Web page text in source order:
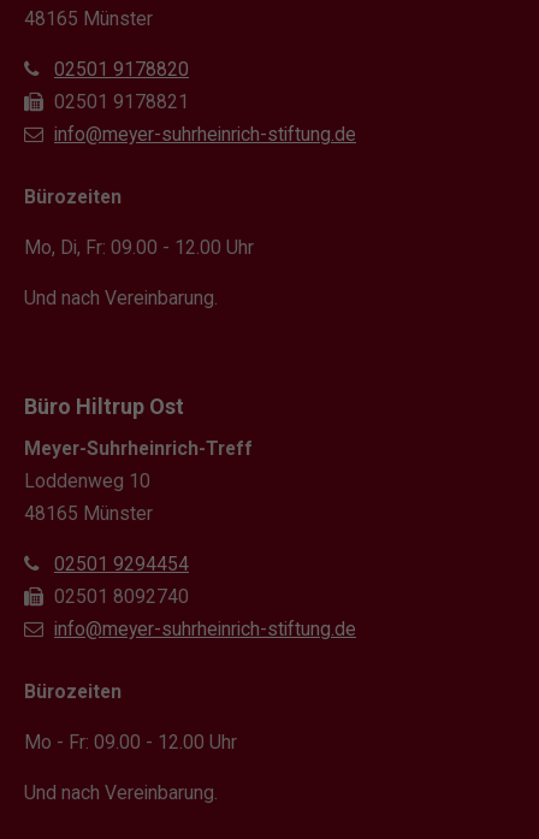
48165 Münster
02501 9178820
02501 9178821
info@meyer-suhrheinrich-stiftung.de
Bürozeiten
Mo, Di, Fr: 09.00 - 12.00 Uhr
Und nach Vereinbarung.
Büro Hiltrup Ost
Meyer-Suhrheinrich-Treff
Loddenweg 10
48165 Münster
02501 9294454
02501 8092740
info@meyer-suhrheinrich-stiftung.de
Bürozeiten
Mo - Fr: 09.00 - 12.00 Uhr
Und nach Vereinbarung.